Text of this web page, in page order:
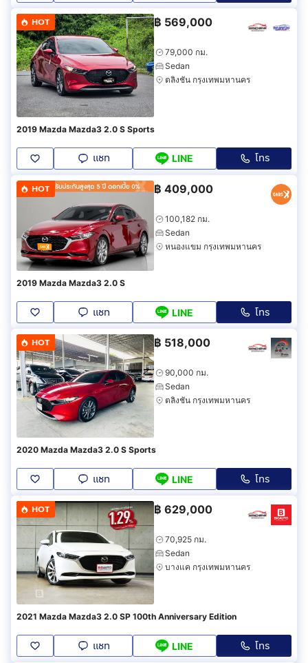
HOT ฿ 569,000
79,000 กม.
Sedan
ตลิ่งชัน กรุงเทพมหานคร
2019 Mazda Mazda3 2.0 S Sports
แชท LINE โทร
HOT ฿ 409,000
100,182 กม.
Sedan
หนองแขม กรุงเทพมหานคร
2019 Mazda Mazda3 2.0 S
แชท LINE โทร
HOT ฿ 518,000
90,000 กม.
Sedan
ตลิ่งชัน กรุงเทพมหานคร
2020 Mazda Mazda3 2.0 S Sports
แชท LINE โทร
HOT ฿ 629,000
70,925 กม.
Sedan
บางแค กรุงเทพมหานคร
2021 Mazda Mazda3 2.0 SP 100th Anniversary Edition
แชท LINE โทร